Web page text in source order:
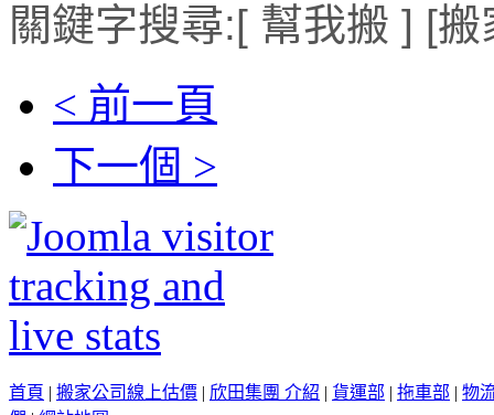
關鍵字搜尋:[ 幫我搬 ] [
< 前一頁
下一個 >
首頁 | 搬家公司線上估價 | 欣田集團 介紹 | 貨運部 | 拖車部 | 物